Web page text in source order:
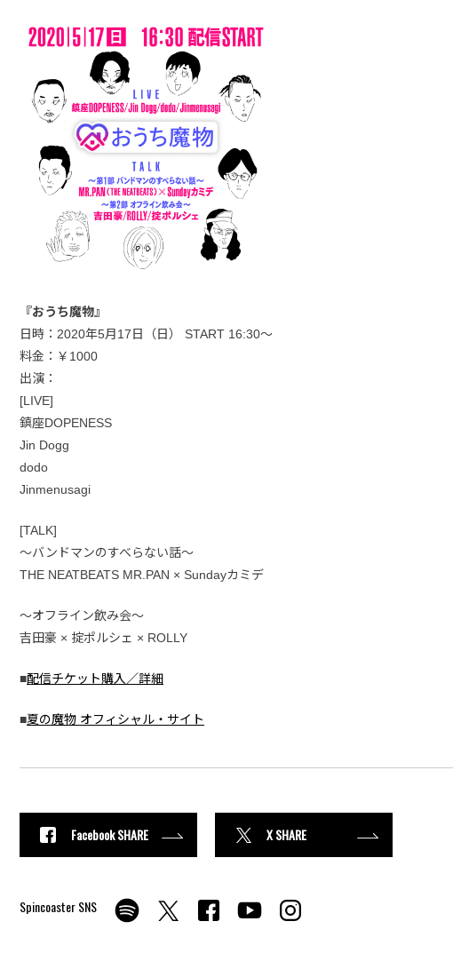
『おうち魔物』
日時：2020年5月17日（日） START 16:30〜
料金：￥1000
出演：
[LIVE]
鎮座DOPENESS
Jin Dogg
dodo
Jinmenusagi
[TALK]
〜バンドマンのすべらない話〜
THE NEATBEATS MR.PAN × Sundayカミデ
〜オフライン飲み会〜
吉田豪 × 掟ポルシェ × ROLLY
■配信チケット購入／詳細
■夏の魔物 オフィシャル・サイト
Facebook SHARE X SHARE
Spincoaster SNS